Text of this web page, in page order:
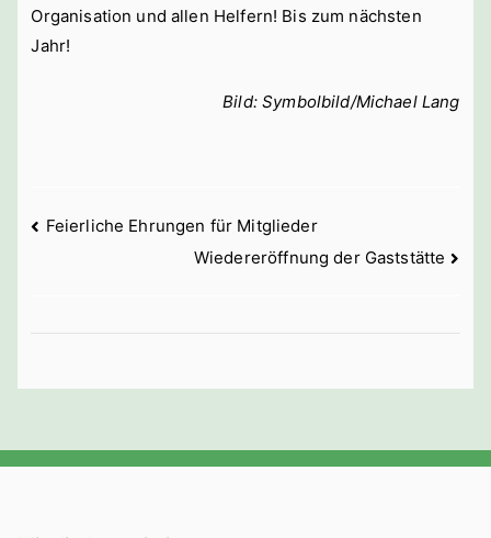
Organisation und allen Helfern! Bis zum nächsten
Jahr!
Bild: Symbolbild/Michael Lang
Beitragsnavigation
Feierliche Ehrungen für Mitglieder
Wiedereröffnung der Gaststätte